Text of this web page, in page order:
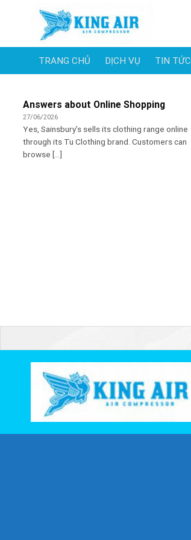
TRANG CHỦ DỊCH VỤ TIN TỨC
Answers about Online Shopping
27/06/2026
Yes, Sainsbury’s sells its clothing range online
through its Tu Clothing brand. Customers can
browse [...]